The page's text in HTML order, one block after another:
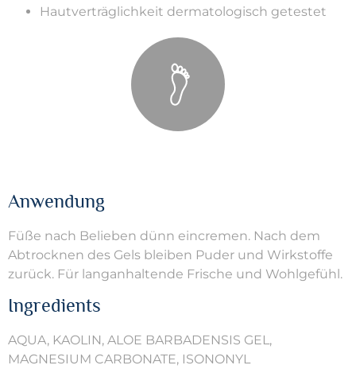
Hautverträglichkeit dermatologisch getestet
Anwendung
Füße nach Belieben dünn eincremen. Nach dem
Abtrocknen des Gels bleiben Puder und Wirkstoffe
zurück. Für langanhaltende Frische und Wohlgefühl.
Ingredients
AQUA, KAOLIN, ALOE BARBADENSIS GEL,
MAGNESIUM CARBONATE, ISONONYL